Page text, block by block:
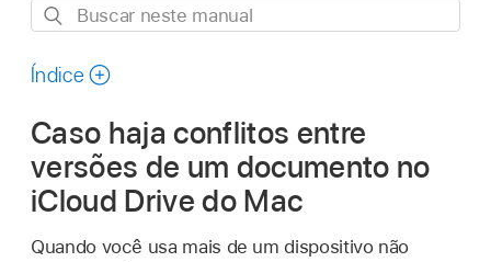
Buscar
manual
Índice
Caso haja conflitos entre
versões de um documento no
iCloud Drive do Mac
Quando você usa mais de um dispositivo não